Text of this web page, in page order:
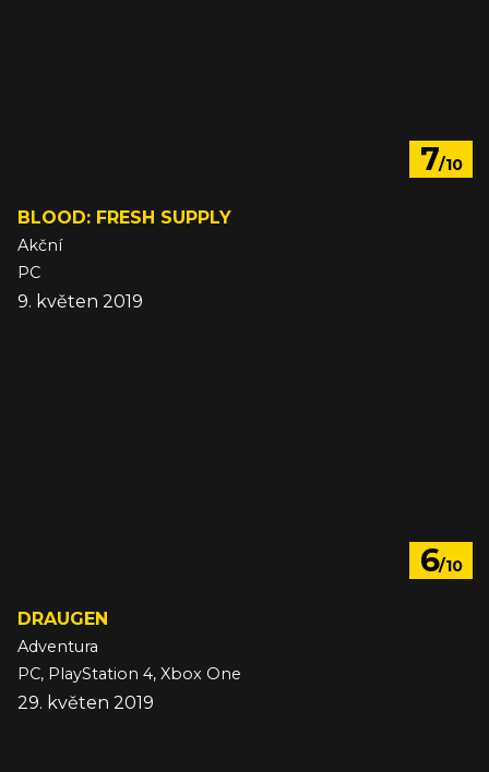
7/10
BLOOD: FRESH SUPPLY
Akční
PC
9. květen 2019
6/10
DRAUGEN
Adventura
PC, PlayStation 4, Xbox One
29. květen 2019